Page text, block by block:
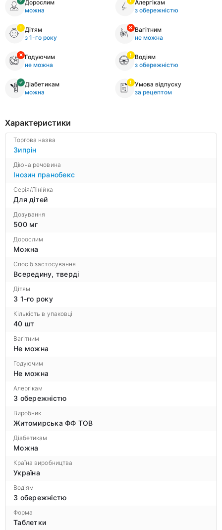
Дорослим
можна
Алергікам
з обережністю
Дітям
з 1-го року
Вагітним
не можна
Годуючим
не можна
Водіям
з обережністю
Діабетикам
можна
Умова відпуску
за рецептом
Характеристики
Торгова назва
Зипрін
Діюча речовина
Інозин пранобекс
Серія/Лінійка
Для дітей
Дозування
500 мг
Дорослим
Можна
Спосіб застосування
Всередину, тверді
Дітям
З 1-го року
Кількість в упаковці
40 шт
Вагітним
Не можна
Годуючим
Не можна
Алергікам
З обережністю
Виробник
Житомирська ФФ ТОВ
Діабетикам
Можна
Країна виробництва
Україна
Водіям
З обережністю
Форма
Таблетки